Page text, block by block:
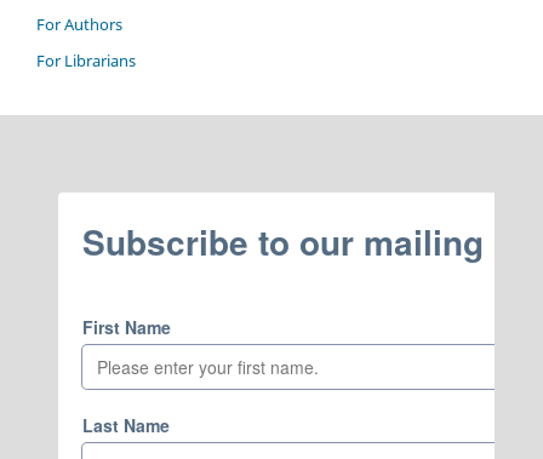
For Authors
For Librarians